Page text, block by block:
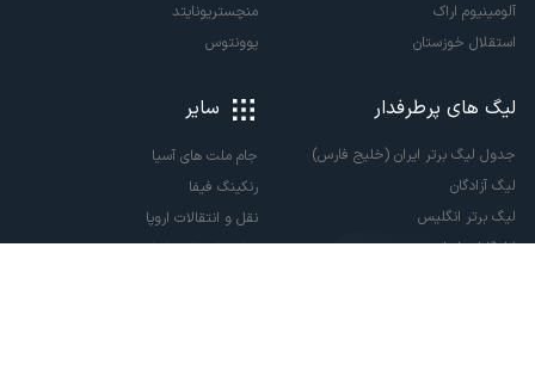
آلومینیوم اراک
استقلال خوزستان
منچستریونایتد
یوونتوس
لیگ های پرطرفدار
جدول لیگ برتر ایران (خلیج فارس)
لیگ آزادگان
لیگ برتر انگلیس
لالیگا اسپانیا
سایر
جام ملت های آسیا
رنکینگ فیفا
نقل و انتقالات اروپا
نقل و انتقالات ایران